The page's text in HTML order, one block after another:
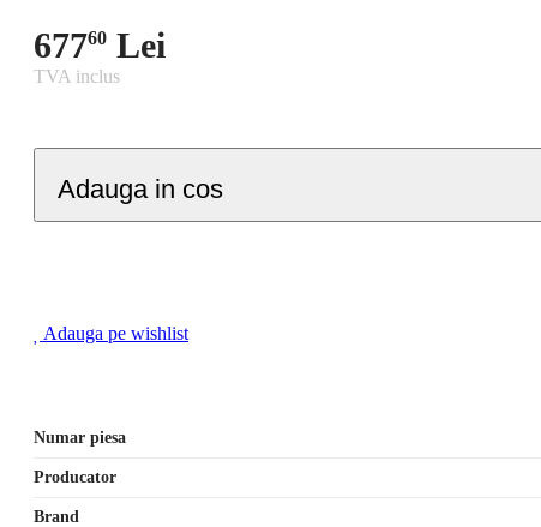
67760 Lei
TVA inclus
Adauga in cos
Adauga pe wishlist
Numar piesa
Producator
Brand